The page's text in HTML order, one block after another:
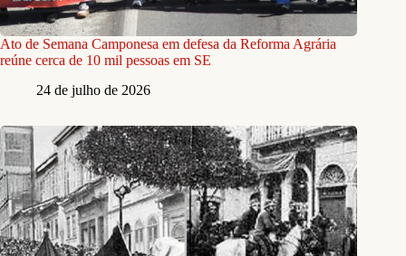
Ato de Semana Camponesa em defesa da Reforma Agrária
reúne cerca de 10 mil pessoas em SE
24 de julho de 2026